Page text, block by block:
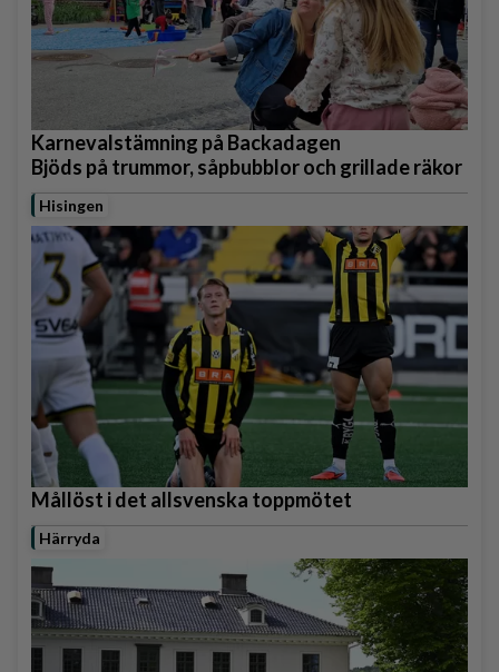
Karnevalstämning på Backadagen
Bjöds på trummor, såpbubblor och grillade räkor
Hisingen
Mållöst i det allsvenska toppmötet
Härryda